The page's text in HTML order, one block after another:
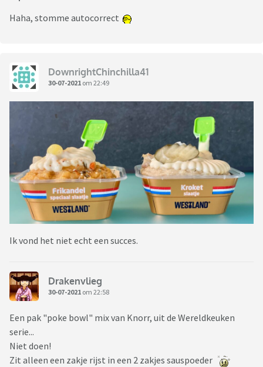
Haha, stomme autocorrect
DownrightChinchilla41
30-07-2021 om 22:49
Ik vond het niet echt een succes.
Drakenvlieg
30-07-2021 om 22:58
Een pak "poke bowl" mix van Knorr, uit de Wereldkeuken
serie...
Niet doen!
Zit alleen een zakje rijst in een 2 zakjes sauspoeder